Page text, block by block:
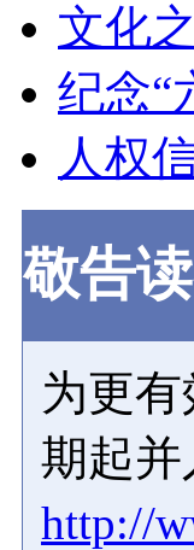
文化
纪念“
人权
敬告
为更
期起
http://